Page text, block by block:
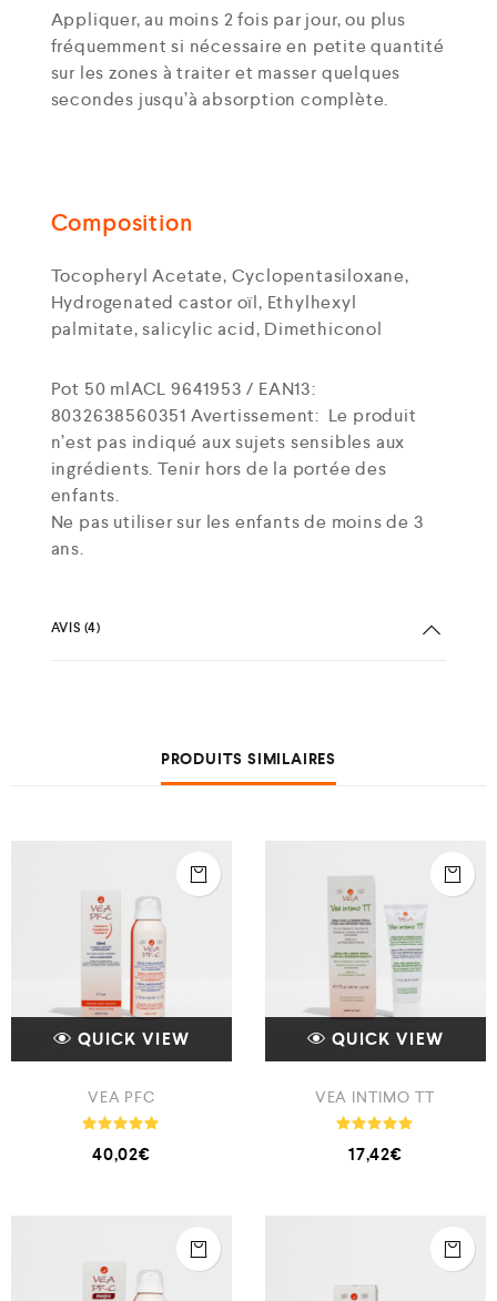
Appliquer, au moins 2 fois par jour, ou plus
fréquemment si nécessaire en petite quantité
sur les zones à traiter et masser quelques
secondes jusqu’à absorption complète.
Composition
Tocopheryl Acetate, Cyclopentasiloxane,
Hydrogenated castor oïl, Ethylhexyl
palmitate, salicylic acid, Dimethiconol
Pot 50 mlACL 9641953 / EAN13:
8032638560351 Avertissement: Le produit
n’est pas indiqué aux sujets sensibles aux
ingrédients. Tenir hors de la portée des
enfants.
Ne pas utiliser sur les enfants de moins de 3
ans.
AVIS (4)
PRODUITS SIMILAIRES
QUICK VIEW
VEA PFC
5.00
40,02€
QUICK VIEW
VEA INTIMO TT
5.00
17,42€